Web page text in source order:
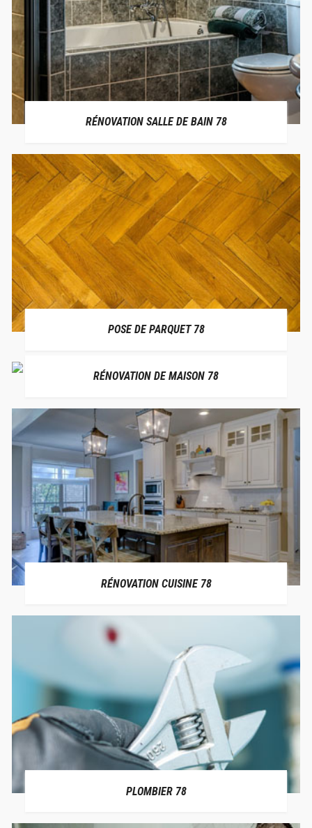
RÉNOVATION SALLE DE BAIN 78
POSE DE PARQUET 78
RÉNOVATION DE MAISON 78
RÉNOVATION CUISINE 78
PLOMBIER 78